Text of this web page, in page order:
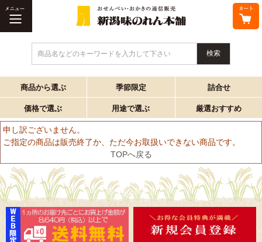
商品名などのキーワードを入力して下さい
商品から選ぶ 季節限定 詰合せ
価格で選ぶ 用途で選ぶ 厳選おすすめ
申し訳ございません。
ご指定の商品は販売終了か、ただ今お取扱いできない商品です。
TOPへ戻る